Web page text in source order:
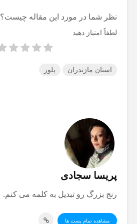
نظر شما در مورد این مقاله چیست؟
لطفاً امتیاز دهید
استان مازندران پلور
پریسا سجادی
رنج بزرگ رو تبدیل به کلمه می کنم.
مشاهده تمام پست ها